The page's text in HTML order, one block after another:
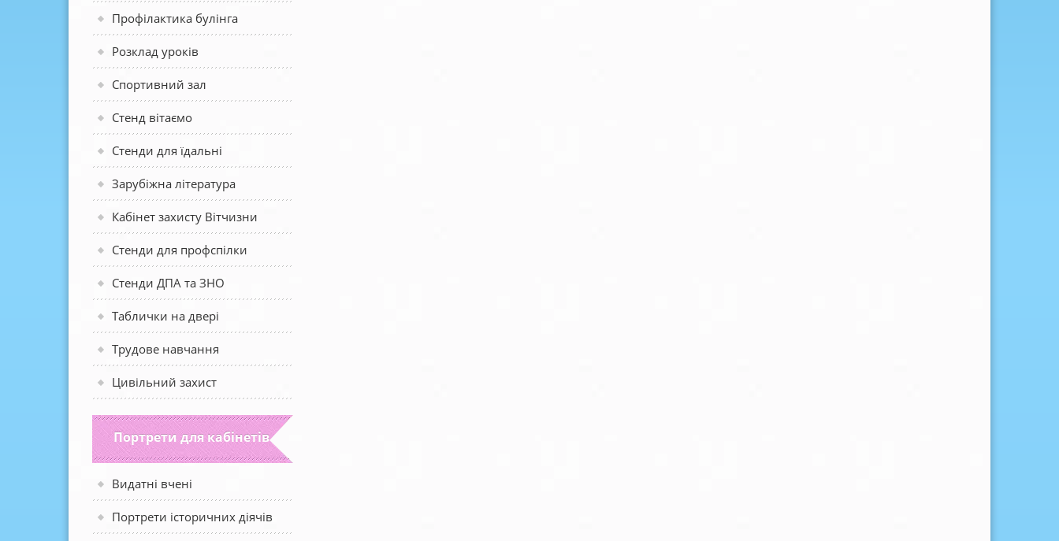
Профілактика булінга
Розклад уроків
Спортивний зал
Стенд вітаємо
Стенди для їдальні
Зарубіжна література
Кабінет захисту Вітчизни
Стенди для профспілки
Стенди ДПА та ЗНО
Таблички на двері
Трудове навчання
Цивільний захист
Портрети для кабінетів
Видатні вчені
Портрети історичних діячів